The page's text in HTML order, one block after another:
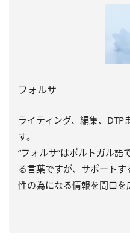
フォルサ
ライティング、編集、DTP
す。
“フォルサ”はポルトガル語
る言葉ですが、サポート
性の為になる情報を間口を